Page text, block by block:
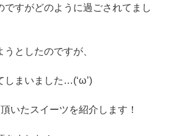
すがどのように過ごされてまし
としたのですが、
しまいました…(‘ω’)
いたスイーツを紹介します！